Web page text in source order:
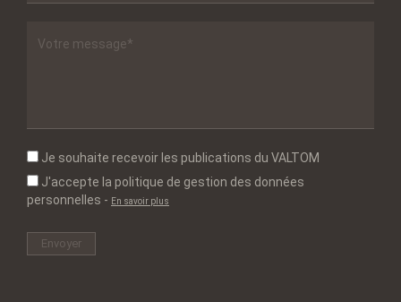
Je souhaite recevoir les publications du VALTOM
J'accepte la politique de gestion des données
personnelles - En savoir plus